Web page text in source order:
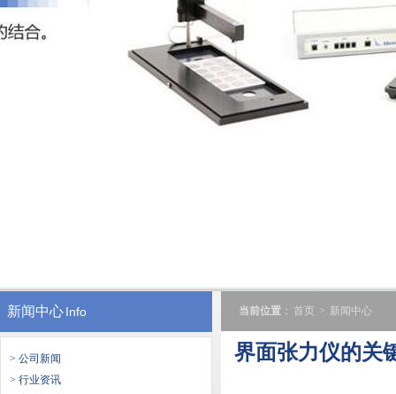
新闻中心Info
> 公司新闻
> 行业资讯
当前位置 ： 首页 > 新闻中心
界面张力仪的关